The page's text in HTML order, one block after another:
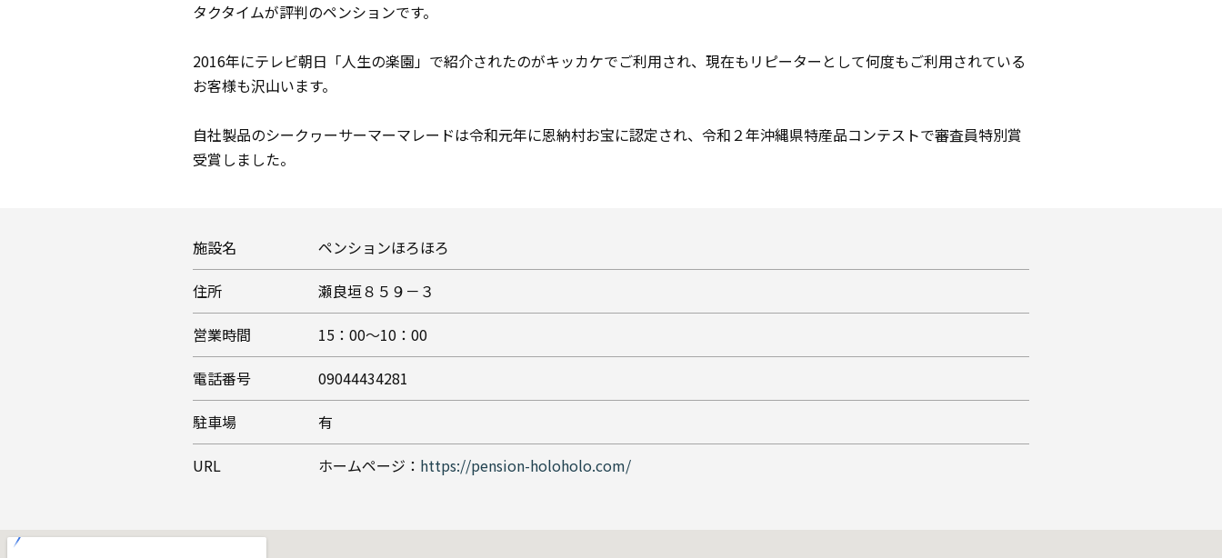
タクタイムが評判のペンションです。
2016年にテレビ朝日「人生の楽園」で紹介されたのがキッカケでご利用され、現在もリピーターとして何度もご利用されている
お客様も沢山います。
自社製品のシークヮーサーマーマレードは令和元年に恩納村お宝に認定され、令和２年沖縄県特産品コンテストで審査員特別賞
受賞しました。
施設名
ペンションほろほろ
住所
瀬良垣８５９－３
営業時間
15：00～10：00
電話番号
09044434281
駐車場
有
URL
ホームページ： https://pension-holoholo.com/